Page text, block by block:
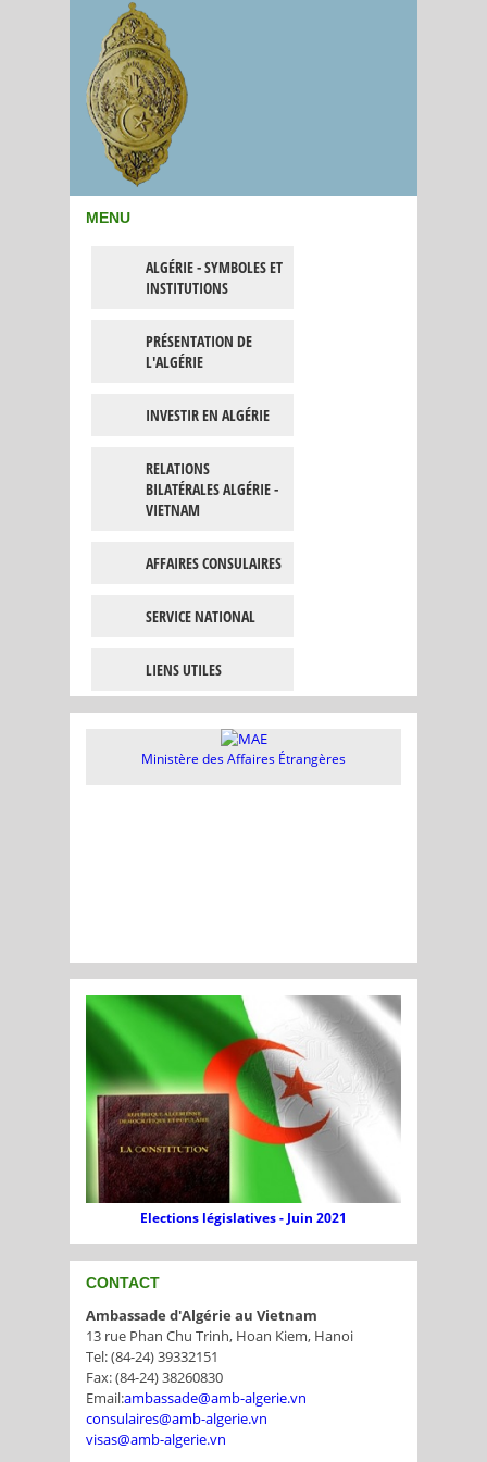
MENU
ALGÉRIE - SYMBOLES ET
INSTITUTIONS
PRÉSENTATION DE
L'ALGÉRIE
INVESTIR EN ALGÉRIE
RELATIONS
BILATÉRALES ALGÉRIE -
VIETNAM
AFFAIRES CONSULAIRES
SERVICE NATIONAL
LIENS UTILES
Ministère des Affaires Étrangères
Elections législatives - Juin 2021
CONTACT
Ambassade d'Algérie au Vietnam
13 rue Phan Chu Trinh, Hoan Kiem, Hanoi
Tel: (84-24) 39332151
Fax: (84-24) 38260830
Email:ambassade@amb-algerie.vn
consulaires@amb-algerie.vn
visas@amb-algerie.vn